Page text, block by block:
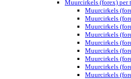
Muurcirkels (forex) per
Muurcirkels
Muurcirkels
Muurcirkels
Muurcirkels
Muurcirkels
Muurcirkels
Muurcirkels
Muurcirkels
Muurcirkels